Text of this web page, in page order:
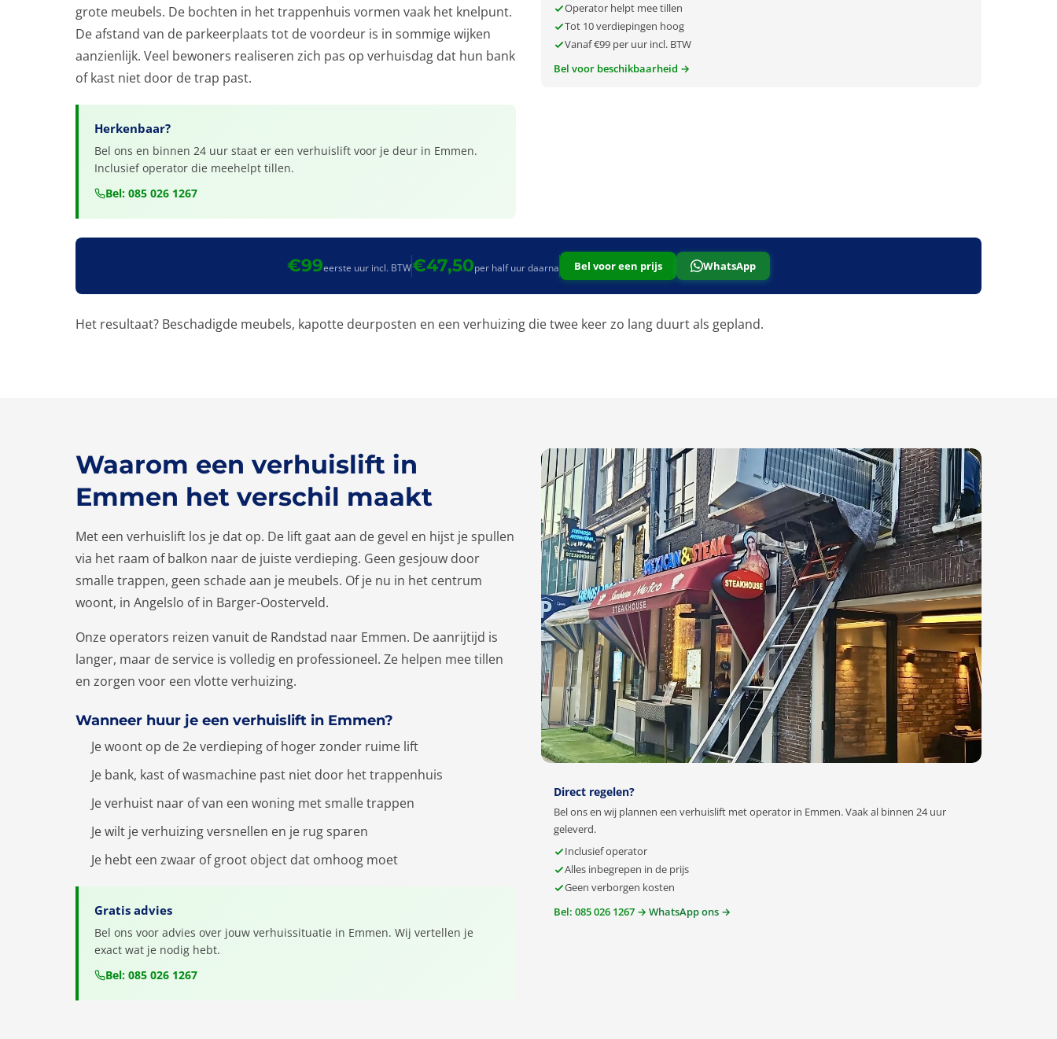
grote meubels. De bochten in het trappenhuis vormen vaak het knelpunt.
De afstand van de parkeerplaats tot de voordeur is in sommige wijken
aanzienlijk. Veel bewoners realiseren zich pas op verhuisdag dat hun bank
of kast niet door de trap past.
Herkenbaar?
Bel ons en binnen 24 uur staat er een verhuislift voor je deur in Emmen.
Inclusief operator die meehelpt tillen.
Bel: 085 026 1267
Operator helpt mee tillen
Tot 10 verdiepingen hoog
Vanaf €99 per uur incl. BTW
Bel voor beschikbaarheid →
€99eerste uur incl. BTW€47,50per half uur daarna Bel voor een prijs WhatsApp
Het resultaat? Beschadigde meubels, kapotte deurposten en een verhuizing die twee keer zo lang duurt als gepland.
Waarom een verhuislift in
Emmen het verschil maakt
Met een verhuislift los je dat op. De lift gaat aan de gevel en hijst je spullen
via het raam of balkon naar de juiste verdieping. Geen gesjouw door
smalle trappen, geen schade aan je meubels. Of je nu in het centrum
woont, in Angelslo of in Barger-Oosterveld.
Onze operators reizen vanuit de Randstad naar Emmen. De aanrijtijd is
langer, maar de service is volledig en professioneel. Ze helpen mee tillen
en zorgen voor een vlotte verhuizing.
Wanneer huur je een verhuislift in Emmen?
Je woont op de 2e verdieping of hoger zonder ruime lift
Je bank, kast of wasmachine past niet door het trappenhuis
Je verhuist naar of van een woning met smalle trappen
Je wilt je verhuizing versnellen en je rug sparen
Je hebt een zwaar of groot object dat omhoog moet
Gratis advies
Bel ons voor advies over jouw verhuissituatie in Emmen. Wij vertellen je
exact wat je nodig hebt.
Bel: 085 026 1267
Direct regelen?
Bel ons en wij plannen een verhuislift met operator in Emmen. Vaak al binnen 24 uur
geleverd.
Inclusief operator
Alles inbegrepen in de prijs
Geen verborgen kosten
Bel: 085 026 1267 → WhatsApp ons →